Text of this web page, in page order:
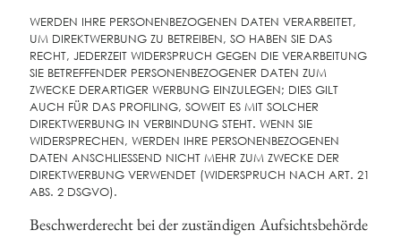
WERDEN IHRE PERSONENBEZOGENEN DATEN VERARBEITET,
UM DIREKTWERBUNG ZU BETREIBEN, SO HABEN SIE DAS
RECHT, JEDERZEIT WIDERSPRUCH GEGEN DIE VERARBEITUNG
SIE BETREFFENDER PERSONENBEZOGENER DATEN ZUM
ZWECKE DERARTIGER WERBUNG EINZULEGEN; DIES GILT
AUCH FÜR DAS PROFILING, SOWEIT ES MIT SOLCHER
DIREKTWERBUNG IN VERBINDUNG STEHT. WENN SIE
WIDERSPRECHEN, WERDEN IHRE PERSONENBEZOGENEN
DATEN ANSCHLIESSEND NICHT MEHR ZUM ZWECKE DER
DIREKTWERBUNG VERWENDET (WIDERSPRUCH NACH ART. 21
ABS. 2 DSGVO).
Beschwerde­recht bei der zuständigen Aufsichts­behörde